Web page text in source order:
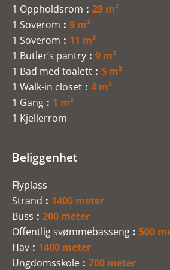
1 Oppholdsrom
29 m²
1 Soverom
9 m²
1 Soverom
11 m²
1 Butler’s pantry
9 m²
1 Bad med toalett
5 m²
1 Walk-in closet
4 m²
1 Gang
1 m²
1 Kjellerrom
Beliggenhet
Flyplass
Strand
1400 meter
Buss
200 meter
Offentlig svømmebasseng
500
Hav
1400 meter
Ungdomsskole
700 meter